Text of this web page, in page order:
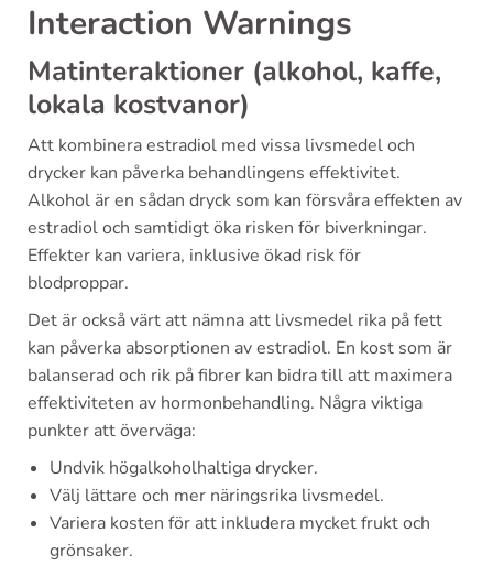
Interaction Warnings
Matinteraktioner (alkohol, kaffe,
lokala kostvanor)
Att kombinera estradiol med vissa livsmedel och
drycker kan påverka behandlingens effektivitet.
Alkohol är en sådan dryck som kan försvåra effekten av
estradiol och samtidigt öka risken för biverkningar.
Effekter kan variera, inklusive ökad risk för
blodproppar.
Det är också värt att nämna att livsmedel rika på fett
kan påverka absorptionen av estradiol. En kost som är
balanserad och rik på fibrer kan bidra till att maximera
effektiviteten av hormonbehandling. Några viktiga
punkter att överväga:
Undvik högalkoholhaltiga drycker.
Välj lättare och mer näringsrika livsmedel.
Variera kosten för att inkludera mycket frukt och
grönsaker.